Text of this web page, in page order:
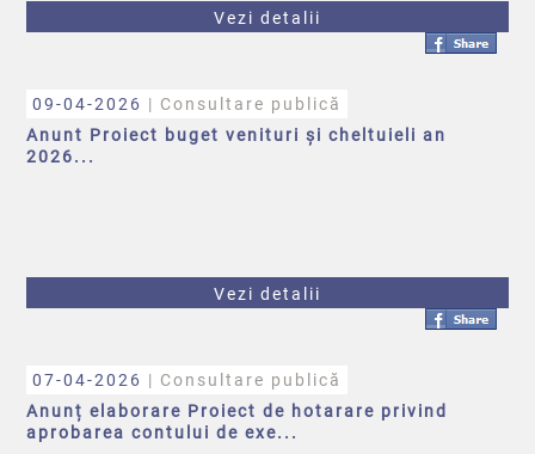
Vezi detalii
09-04-2026 | Consultare publică
Anunt Proiect buget venituri și cheltuieli an
2026...
Vezi detalii
07-04-2026 | Consultare publică
Anunț elaborare Proiect de hotarare privind
aprobarea contului de exe...